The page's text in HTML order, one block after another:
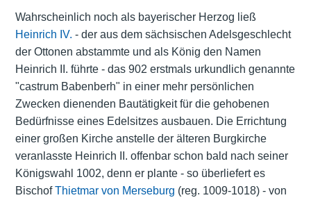
Wahrscheinlich noch als bayerischer Herzog ließ
Heinrich IV. - der aus dem sächsischen Adelsgeschlecht
der Ottonen abstammte und als König den Namen
Heinrich II. führte - das 902 erstmals urkundlich genannte
"castrum Babenberh" in einer mehr persönlichen
Zwecken dienenden Bautätigkeit für die gehobenen
Bedürfnisse eines Edelsitzes ausbauen. Die Errichtung
einer großen Kirche anstelle der älteren Burgkirche
veranlasste Heinrich II. offenbar schon bald nach seiner
Königswahl 1002, denn er plante - so überliefert es
BischofThietmar von Merseburg (reg. 1009-1018) - von